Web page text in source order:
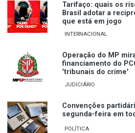
Tarifaço: quais os
Brasil adotar a
que está em jogo
INTERNACIONAL
Operação do MP
financiamento do
'tribunais do crime'
JUDICIÁRIO
Convenções
segunda-feira em
POLÍTICA